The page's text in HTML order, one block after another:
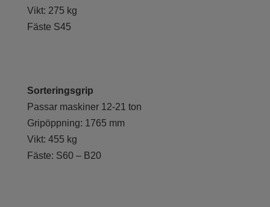
Vikt: 275 kg
Fäste S45
Sorteringsgrip
Passar maskiner 12-21 ton
Gripöppning: 1765 mm
Vikt: 455 kg
Fäste: S60 – B20